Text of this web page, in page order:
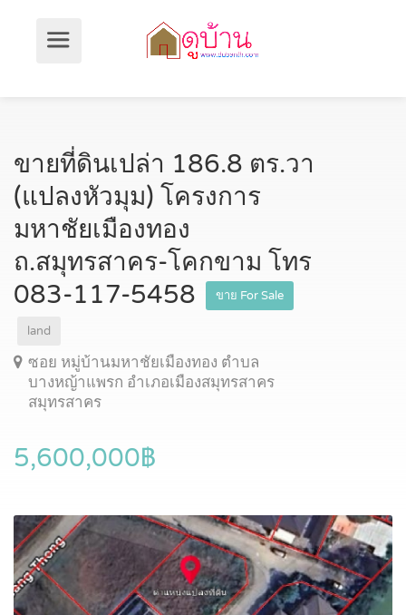
ขายที่ดินเปล่า 186.8 ตร.วา
(แปลงหัวมุม) โครงการ
มหาชัยเมืองทอง
ถ.สมุทรสาคร-โคกขาม โทร
083-117-5458
ขาย For Sale
land
ซอย หมู่บ้านมหาชัยเมืองทอง ตำบล
บางหญ้าแพรก อำเภอเมืองสมุทรสาคร
สมุทรสาคร
5,600,000฿